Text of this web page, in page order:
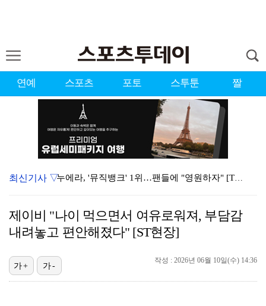
연예 스포츠 포토 스투툰 짤
누에라, '뮤직뱅크' 1위…팬들에 "영원하자" [TV캡…
대한축구협회의 '심판 성접대'…최악의 경우 런던 올림픽…
진세연, 전속계약 종료…FA 시장 나왔다 [공식]
최신기사 ▽
제이비 "나이 먹으면서 여유로워져, 부담감
내려놓고 편안해졌다" [ST현장]
작성 : 2026년 06월 10일(수) 14:36
가+ 가-